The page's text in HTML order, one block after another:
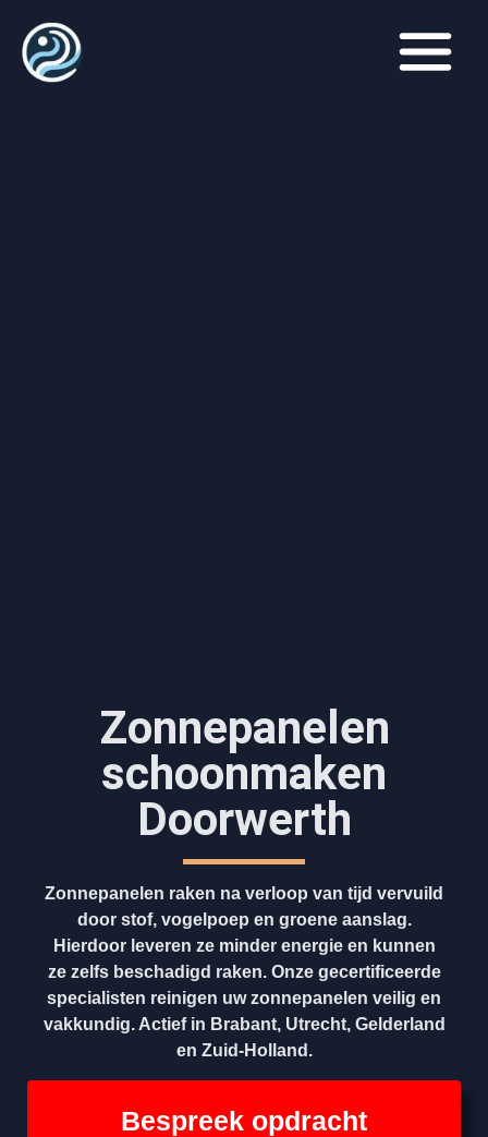
Zonnepanelen
schoonmaken
Doorwerth
Zonnepanelen raken na verloop van tijd vervuild
door stof, vogelpoep en groene aanslag.
Hierdoor leveren ze minder energie en kunnen
ze zelfs beschadigd raken. Onze gecertificeerde
specialisten reinigen uw zonnepanelen veilig en
vakkundig. Actief in Brabant, Utrecht, Gelderland
en Zuid-Holland.
Bespreek opdracht